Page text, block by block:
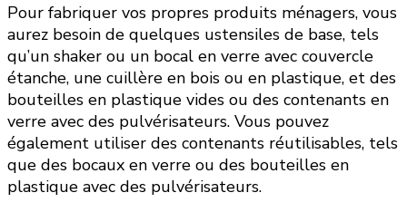
Pour fabriquer vos propres produits ménagers, vous
aurez besoin de quelques ustensiles de base, tels
qu’un shaker ou un bocal en verre avec couvercle
étanche, une cuillère en bois ou en plastique, et des
bouteilles en plastique vides ou des contenants en
verre avec des pulvérisateurs. Vous pouvez
également utiliser des contenants réutilisables, tels
que des bocaux en verre ou des bouteilles en
plastique avec des pulvérisateurs.